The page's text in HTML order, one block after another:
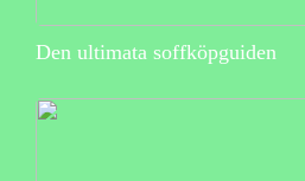
Den ultimata soffköpguiden